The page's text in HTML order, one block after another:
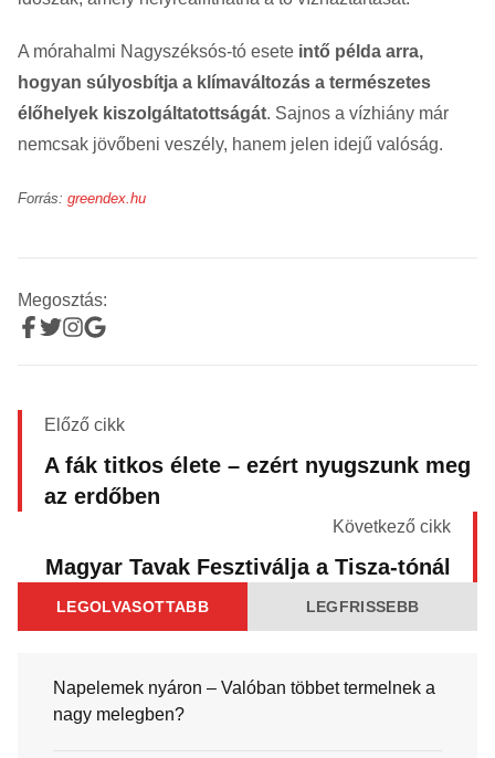
A mórahalmi Nagyszéksós-tó esete intő példa arra,
hogyan súlyosbítja a klímaváltozás a természetes
élőhelyek kiszolgáltatottságát. Sajnos a vízhiány már
nemcsak jövőbeni veszély, hanem jelen idejű valóság.
Forrás: greendex.hu
Megosztás:
Előző cikk
A fák titkos élete – ezért nyugszunk meg
az erdőben
Következő cikk
Magyar Tavak Fesztiválja a Tisza-tónál
LEGOLVASOTTABB LEGFRISSEBB
Napelemek nyáron – Valóban többet termelnek a
nagy melegben?